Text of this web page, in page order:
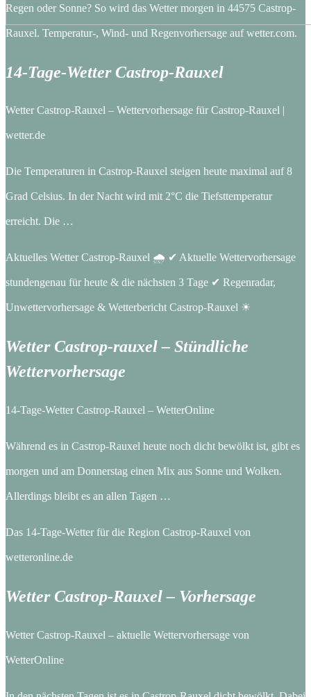
Regen oder Sonne? So wird das Wetter morgen in 44575 Castrop-
Rauxel. Temperatur-, Wind- und Regenvorhersage auf wetter.com.
14-Tage-Wetter Castrop-Rauxel
Wetter Castrop-Rauxel – Wettervorhersage für Castrop-Rauxel |
wetter.de
Die Temperaturen in Castrop-Rauxel steigen heute maximal auf 8
Grad Celsius. In der Nacht wird mit 2°C die Tiefsttemperatur
erreicht. Die …
Aktuelles Wetter Castrop-Rauxel 🌧️ ✔ Aktuelle Wettervorhersage
stundengenau für heute & die nächsten 3 Tage ✔ Regenradar,
Unwettervorhersage & Wetterbericht Castrop-Rauxel ☀
Wetter Castrop-rauxel – Stündliche
Wettervorhersage
14-Tage-Wetter Castrop-Rauxel – WetterOnline
Während es in Castrop-Rauxel heute noch dicht bewölkt ist, gibt es
morgen und am Donnerstag einen Mix aus Sonne und Wolken.
Allerdings bleibt es an allen Tagen …
Das 14-Tage-Wetter für die Region Castrop-Rauxel von
wetteronline.de
Wetter Castrop-Rauxel – Vorhersage
Wetter Castrop-Rauxel – aktuelle Wettervorhersage von
WetterOnline